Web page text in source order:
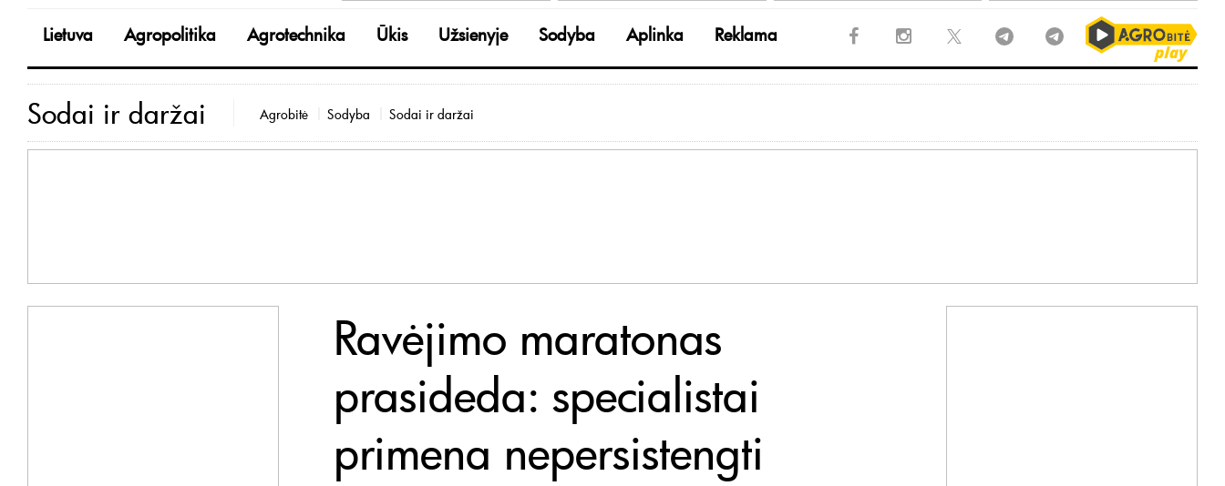
Lietuva Agropolitika Agrotechnika Ūkis Užsienyje Sodyba Aplinka Reklama
Sodai ir daržai Agrobitė Sodyba Sodai ir daržai
Ravėjimo maratonas
prasideda: specialistai
primena nepersistengti